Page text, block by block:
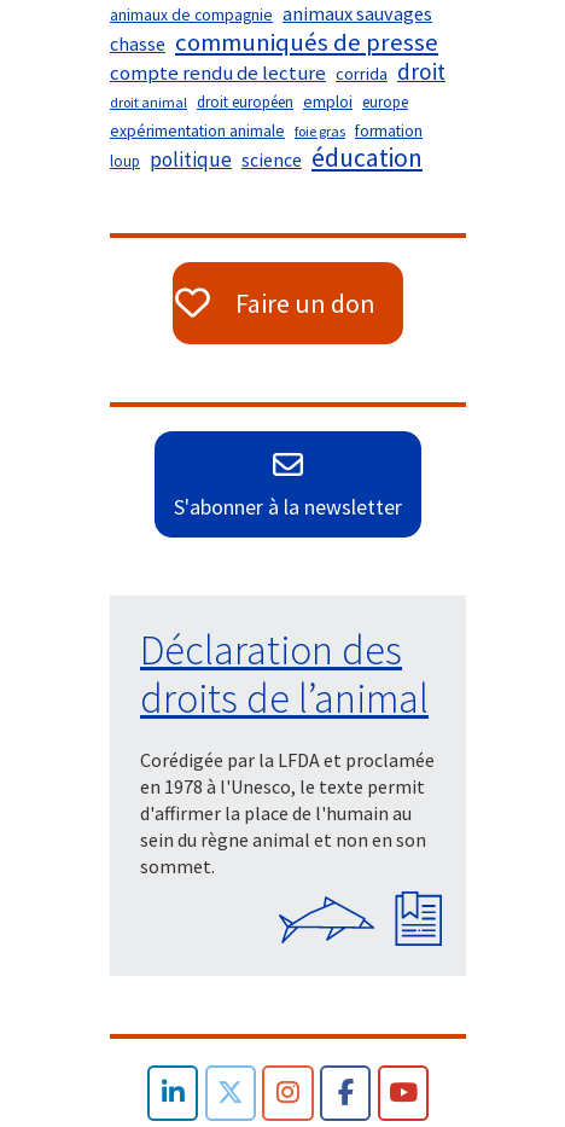
animaux de compagnie animaux sauvages
chasse communiqués de presse
compte rendu de lecture corrida droit
droit animal droit européen emploi europe
expérimentation animale foie gras formation
loup politique science éducation
Faire un don
S'abonner à la newsletter
Déclaration des
droits de l’animal
Corédigée par la LFDA et proclamée
en 1978 à l'Unesco, le texte permit
d'affirmer la place de l'humain au
sein du règne animal et non en son
sommet.